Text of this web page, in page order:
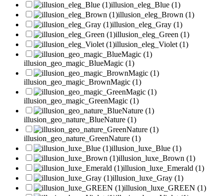
illusion_eleg_Blue (1)
illusion_eleg_Brown (1)
illusion_eleg_Gray (1)
illusion_eleg_Green (1)
illusion_eleg_Violet (1)
illusion_geo_magic_BlueMagic (1)
illusion_geo_magic_BrownMagic (1)
illusion_geo_magic_GreenMagic (1)
illusion_geo_nature_BlueNature (1)
illusion_geo_nature_GreenNature (1)
illusion_luxe_Blue (1)
illusion_luxe_Brown (1)
illusion_luxe_Emerald (1)
illusion_luxe_Gray (1)
illusion_luxe_GREEN (1)